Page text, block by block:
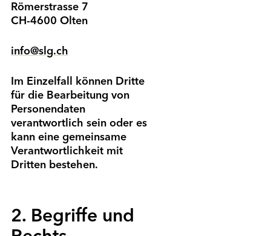
Römerstrasse 7
CH-4600 Olten
info@slg.ch
Im Einzelfall können Dritte
für die Bearbeitung von
Personendaten
verantwortlich sein oder es
kann eine gemeinsame
Verantwortlichkeit mit
Dritten bestehen.
2. Begriffe und